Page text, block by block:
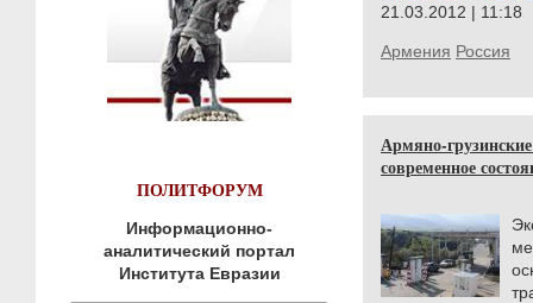
ПОЛИТФОРУМ
Информационно-
аналитический портал
Института Евразии
21.03.2012 | 11:18
Армения Россия
Армяно-
современное